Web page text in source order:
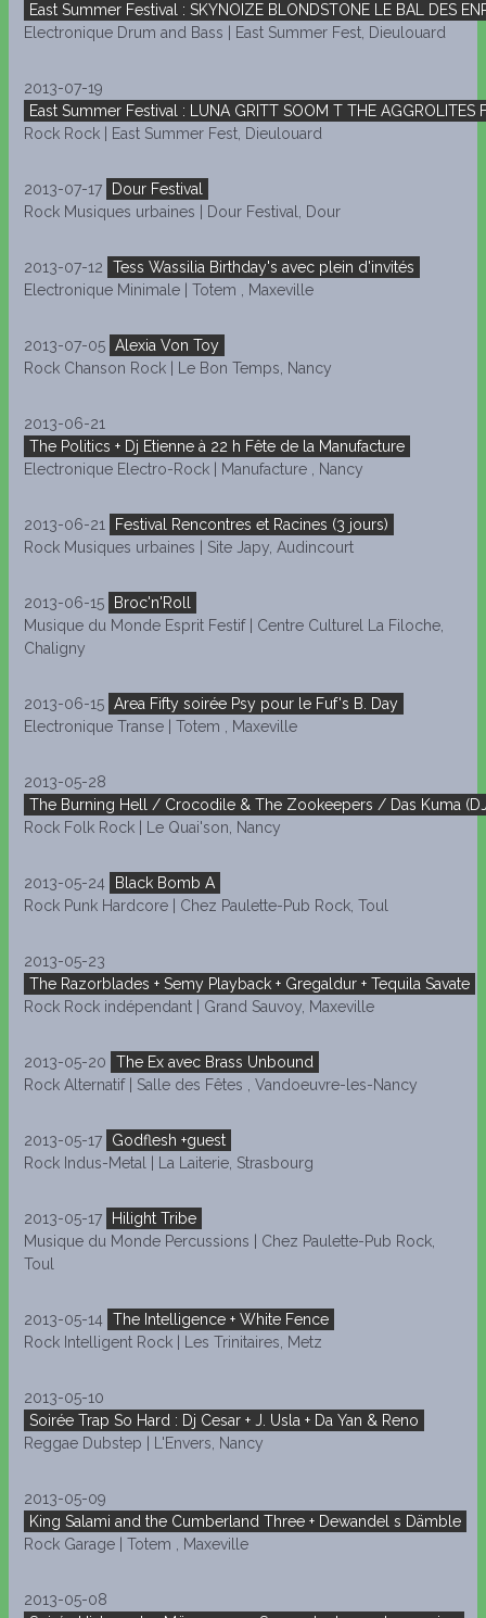
East Summer Festival : SKYNOIZE BLONDSTONE LE BAL DES
Electronique Drum and Bass | East Summer Fest, Dieulouard
2013-07-19
East Summer Festival : LUNA GRITT SOOM T THE AGGROLITES
Rock Rock | East Summer Fest, Dieulouard
2013-07-17
Dour Festival
Rock Musiques urbaines | Dour Festival, Dour
2013-07-12
Tess Wassilia Birthday's avec plein d'invités
Electronique Minimale | Totem , Maxeville
2013-07-05 Alexia Von Toy
Rock Chanson Rock | Le Bon Temps, Nancy
2013-06-21
The Politics + Dj Etienne à 22 h Fête de la Manufacture
Electronique Electro-Rock | Manufacture , Nancy
2013-06-21
Festival Rencontres et Racines (3 jours)
Rock Musiques urbaines | Site Japy, Audincourt
2013-06-15
Broc'n'Roll
Musique du Monde Esprit Festif | Centre Culturel La Filoche,
Chaligny
2013-06-15 Area Fifty soirée Psy pour le Fuf's B. Day
Electronique Transe | Totem , Maxeville
2013-05-28
The Burning Hell / Crocodile & The Zookeepers / Das Kuma
Rock Folk Rock | Le Quai'son, Nancy
2013-05-24
Black Bomb A
Rock Punk Hardcore | Chez Paulette-Pub Rock, Toul
2013-05-23
The Razorblades + Semy Playback + Gregaldur + Tequila Savate
Rock Rock indépendant | Grand Sauvoy, Maxeville
2013-05-20
The Ex avec Brass Unbound
Rock Alternatif | Salle des Fêtes , Vandoeuvre-les-Nancy
2013-05-17
Godflesh +guest
Rock Indus-Metal | La Laiterie, Strasbourg
2013-05-17
Hilight Tribe
Musique du Monde Percussions | Chez Paulette-Pub Rock,
Toul
2013-05-14
The Intelligence + White Fence
Rock Intelligent Rock | Les Trinitaires, Metz
2013-05-10
Soirée Trap So Hard : Dj Cesar + J. Usla + Da Yan & Reno
Reggae Dubstep | L'Envers, Nancy
2013-05-09
King Salami and the Cumberland Three + Dewandel s Dämble
Rock Garage | Totem , Maxeville
2013-05-08